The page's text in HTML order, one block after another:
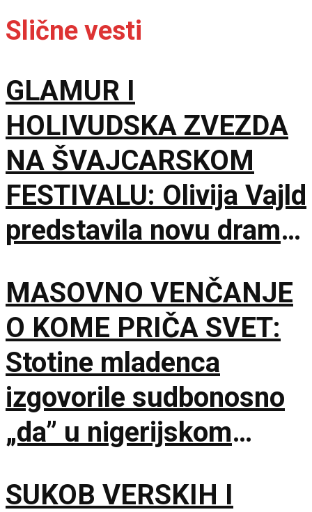
Slične vesti
GLAMUR I
HOLIVUDSKA ZVEZDA
NA ŠVAJCARSKOM
FESTIVALU: Olivija Vajld
predstavila novu dramu
Lokarnu
MASOVNO VENČANJE
O KOME PRIČA SVET:
Stotine mladenca
izgovorile sudbonosno
„da” u nigerijskom
SUKOB VERSKIH I